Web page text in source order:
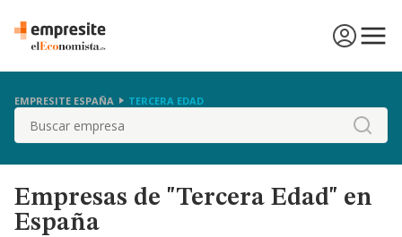
EMPRESITE ESPAÑA TERCERA EDAD
Buscar
Empresas de "Tercera Edad" en
España